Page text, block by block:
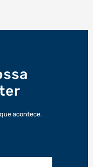
acontece.